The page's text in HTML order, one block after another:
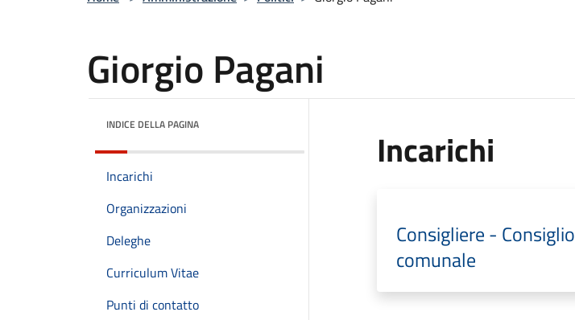
Giorgio Pagani
INDICE DELLA PAGINA
Incarichi
Organizzazioni
Deleghe
Curriculum Vitae
Punti di contatto
Incarichi
Consigliere - Consiglio
comunale